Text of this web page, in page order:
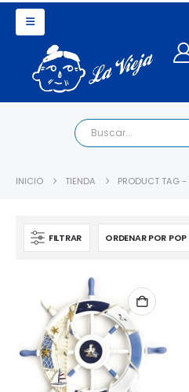
INICIO TIENDA PRODUCT TAG -
FILTRAR